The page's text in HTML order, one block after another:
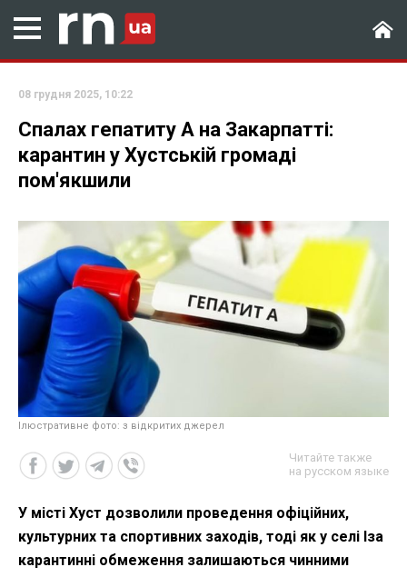
08 грудня 2025, 10:22
Спалах гепатиту А на Закарпатті:
карантин у Хустській громаді
пом'якшили
Ілюстративне фото: з відкритих джерел
Читайте также
на русском языке
У місті Хуст дозволили проведення офіційних,
культурних та спортивних заходів, тоді як у селі Іза
карантинні обмеження залишаються чинними